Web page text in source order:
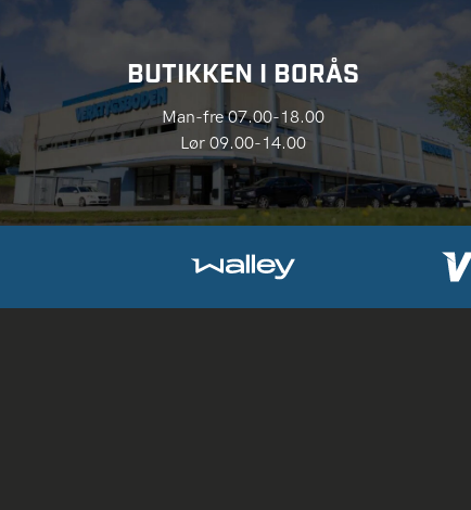
BUTIKKEN I BORÅS
Man-fre 07.00-18.00
Lør 09.00-14.00